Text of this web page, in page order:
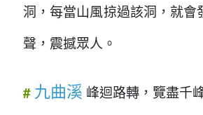
洞，每當山風掠過該洞，就會
聲，震撼眾人。
# 九曲溪 峰迴路轉，覽盡千